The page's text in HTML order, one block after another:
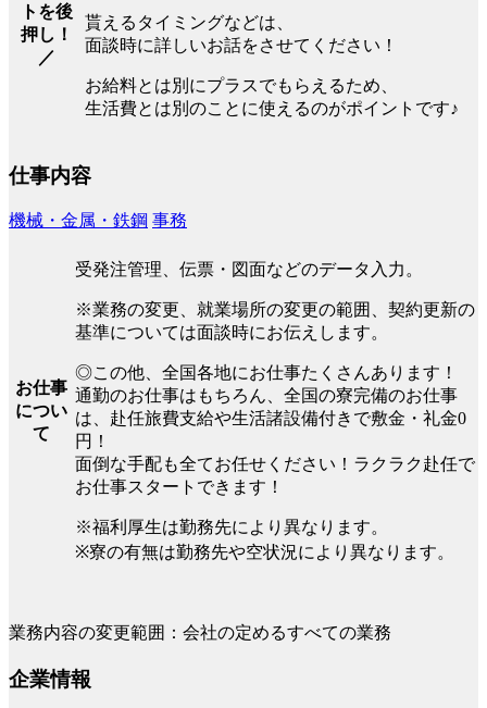
トを後
押し！
／
貰えるタイミングなどは、
面談時に詳しいお話をさせてください！
お給料とは別にプラスでもらえるため、
生活費とは別のことに使えるのがポイントです♪
仕事内容
機械・金属・鉄鋼 事務
お仕事
につい
て
受発注管理、伝票・図面などのデータ入力。
※業務の変更、就業場所の変更の範囲、契約更新の
基準については面談時にお伝えします。
◎この他、全国各地にお仕事たくさんあります！
通勤のお仕事はもちろん、全国の寮完備のお仕事
は、赴任旅費支給や生活諸設備付きで敷金・礼金0
円！
面倒な手配も全てお任せください！ラクラク赴任で
お仕事スタートできます！
※福利厚生は勤務先により異なります。
※寮の有無は勤務先や空状況により異なります。
業務内容の変更範囲：会社の定めるすべての業務
企業情報